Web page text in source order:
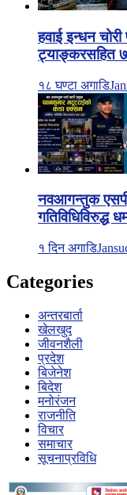
हवाई इन्धन
ट्याङ्करसहित
१८ घण्टा अगाडि
नवआगन्तुक
गतिविधिविरुद्ध
१ दिन अगाडि
Categories
अन्तरबार्ता
खेलखुद
जीवनशैली
प्रदेश
बिजेनेश
बिदेश
मनोरंजन
राजनीति
विचार
समाचार
सूचनाप्रविधि